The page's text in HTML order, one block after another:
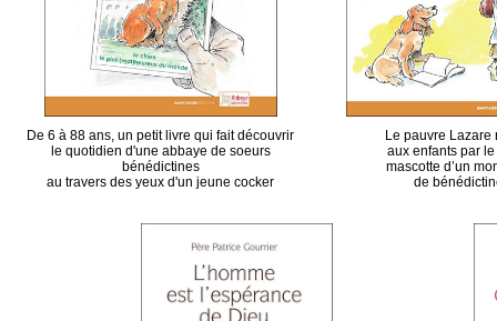
De 6 à 88 ans, un petit livre qui fait découvrir
le quotidien d'une abbaye de soeurs
bénédictines
au travers des yeux d'un jeune cocker
Le pauvre Lazare
aux enfants par
mascotte d’un
de